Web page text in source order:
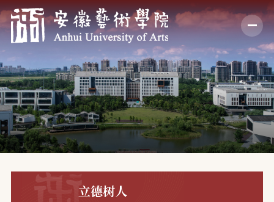
立德树人